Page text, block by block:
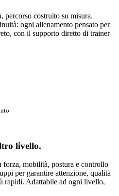
percorso costruito su misura.
ogni allenamento pensato per
con il supporto diretto di trainer
livello.
forza, mobilità, postura e controllo
per garantire attenzione, qualità
rapidi. Adattabile ad ogni livello,